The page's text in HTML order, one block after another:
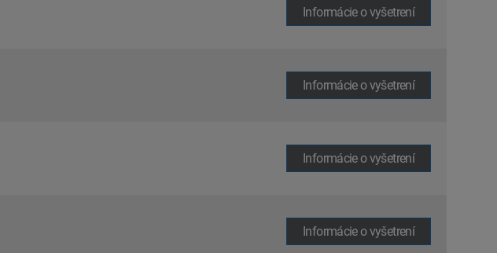
Informácie o vyšetrení
Informácie o vyšetrení
Informácie o vyšetrení
Informácie o vyšetrení